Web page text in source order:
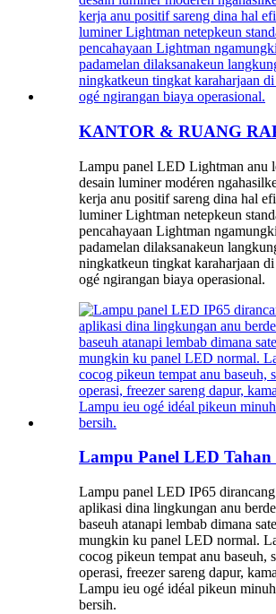
KANTOR & RUANG
Lampu panel LED Lightman anu
desain luminer modéren
kerja anu positif sareng dina hal
luminer Lightman netepkeun
pencahayaan Lightman
padamelan dilaksanakeun
ningkatkeun tingkat karaharjaan
ogé ngirangan biaya operasional.
Lampu Panel LED Tahan
Lampu panel LED IP65
aplikasi dina lingkungan anu
baseuh atanapi lembab dimana
mungkin ku panel LED normal.
cocog pikeun tempat anu baseuh,
operasi, freezer sareng dapur,
Lampu ieu ogé idéal pikeun
bersih.